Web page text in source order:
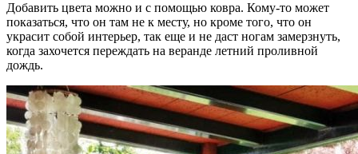
Добавить цвета можно и с помощью ковра. Кому-то может
показаться, что он там не к месту, но кроме того, что он
украсит собой интерьер, так еще и не даст ногам замерзнуть,
когда захочется переждать на веранде летний проливной
дождь.